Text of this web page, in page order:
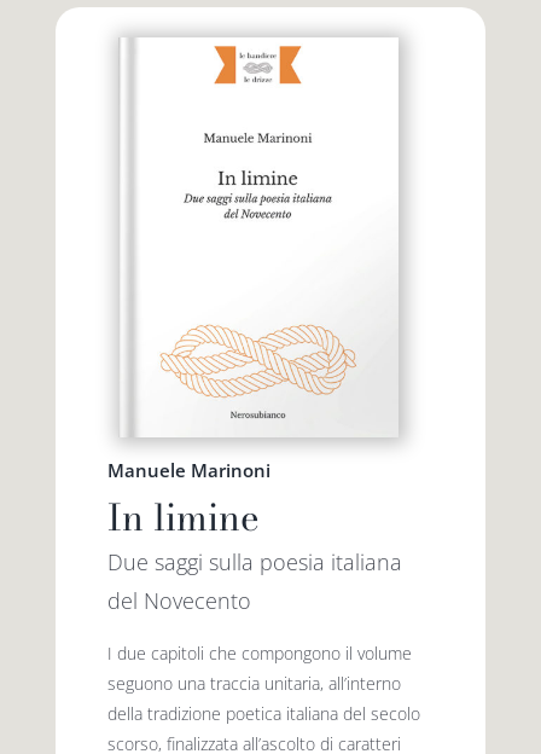
Manuele Marinoni
In limine
Due saggi sulla poesia italiana
del Novecento
I due capitoli che compongono il volume
seguono una traccia unitaria, all’interno
della tradizione poetica italiana del secolo
scorso, finalizzata all’ascolto di caratteri